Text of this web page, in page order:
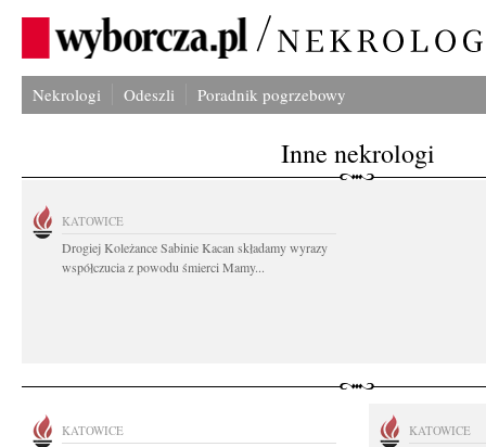
Nekrologi Odeszli Poradnik pogrzebowy
Inne nekrologi
KATOWICE
Drogiej Koleżance Sabinie Kacan składamy wyrazy
współczucia z powodu śmierci Mamy...
KATOWICE KATOWICE